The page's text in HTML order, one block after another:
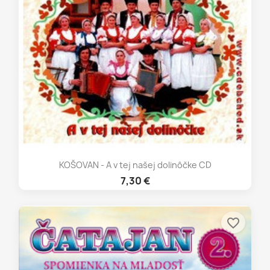
KOŠOVAN - A v tej našej dolinôčke CD
7,30 €
favorite_border